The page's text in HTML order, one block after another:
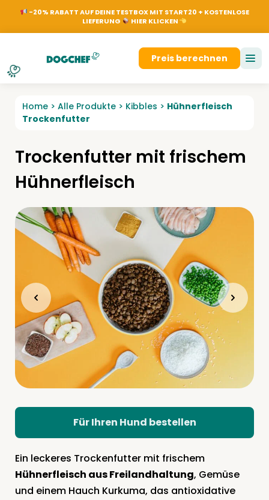
-20% RABATT AUF DEINE TESTBOX MIT START20 + KOSTENLOSE
LIEFERUNG
HIER KLICKEN
Preis berechnen
Anmelden
Home > Alle Produkte > Kibbles > Hühnerfleisch
Trockenfutter
Trockenfutter mit frischem
Hühnerfleisch
Ein leckeres Trockenfutter mit frischem
Hühnerfleisch aus Freilandhaltung, Gemüse
und einem Hauch Kurkuma, das antioxidative
Für Ihren Hund bestellen